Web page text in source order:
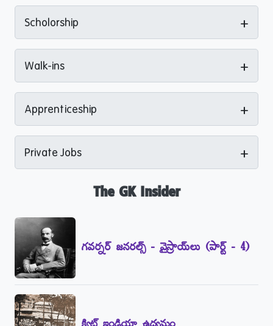
Scholorship +
Walk-ins +
Apprenticeship +
Private Jobs +
The GK Insider
గవర్నర్‌ జనరల్స్‌ - వైస్రాయ్‌లు (పార్ట్‌ - 4)